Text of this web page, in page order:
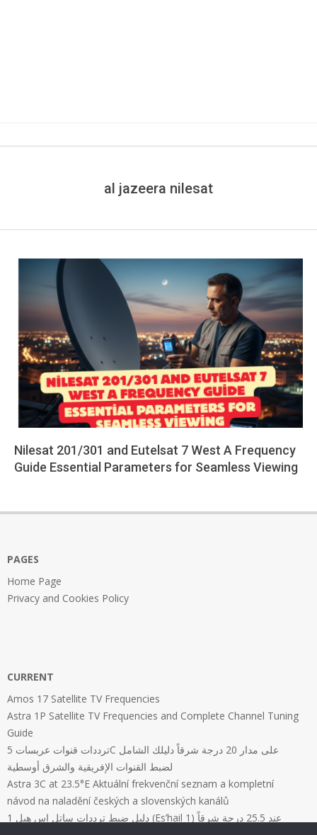
al jazeera nilesat
Nilesat 201/301 and Eutelsat 7 West A Frequency
Guide Essential Parameters for Seamless Viewing
26
PAGES
Home Page
Privacy and Cookies Policy
CURRENT
Amos 17 Satellite TV Frequencies
Astra 1P Satellite TV Frequencies and Complete Channel Tuning
Guide
ترددات قنوات عربسات 5C على مدار 20 درجة شرقاً دليلك الشامل
لضبط القنوات الإفريقية والشرق أوسطية
Astra 3C at 23.5°E Aktuální frekvenční seznam a kompletní
návod na naladění českých a slovenských kanálů
دليل ضبط ترددات ساتل إس هيل 1 (Es’hail 1) عند 25.5 درجة شرقاً